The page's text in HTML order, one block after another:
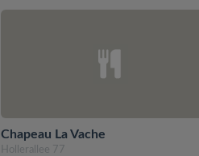
Chapeau La Vache
Hollerallee 77